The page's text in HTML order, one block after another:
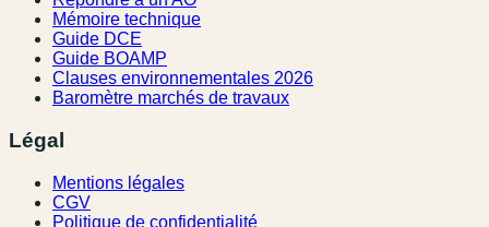
Mémoire technique
Guide DCE
Guide BOAMP
Clauses environnementales 2026
Baromètre marchés de travaux
Légal
Mentions légales
CGV
Politique de confidentialité